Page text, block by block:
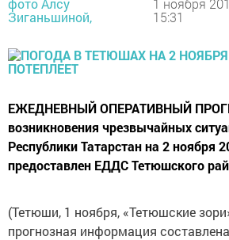
фото Алсу
Зиганьшиной,
1 ноября
15:31
ЕЖЕДНЕВНЫЙ ОПЕРАТИВНЫЙ
возникновения чрезвычайных
Республики Татарстан на 2 ноября
предоставлен ЕДДС Тетюшского
(Тетюши, 1 ноября, «Тетюшские
прогнозная информация